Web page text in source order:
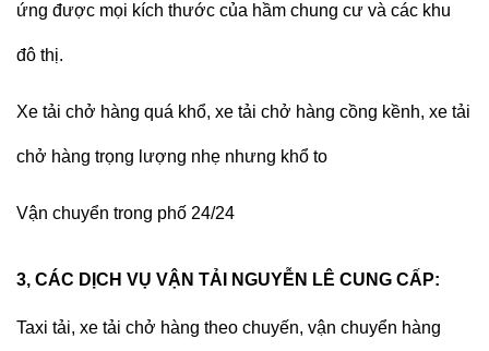
ứng được mọi kích thước của hầm chung cư và các khu
đô thị.
Xe tải chở hàng quá khổ, xe tải chở hàng cồng kềnh, xe tải
chở hàng trọng lượng nhẹ nhưng khổ to
Vận chuyển trong phố 24/24
3, CÁC DỊCH VỤ VẬN TẢI NGUYỄN LÊ CUNG CẤP:
Taxi tải, xe tải chở hàng theo chuyến, vận chuyển hàng